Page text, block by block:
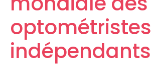
optométristes
indépendants